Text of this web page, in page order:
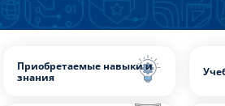
4, 7, 8 мес